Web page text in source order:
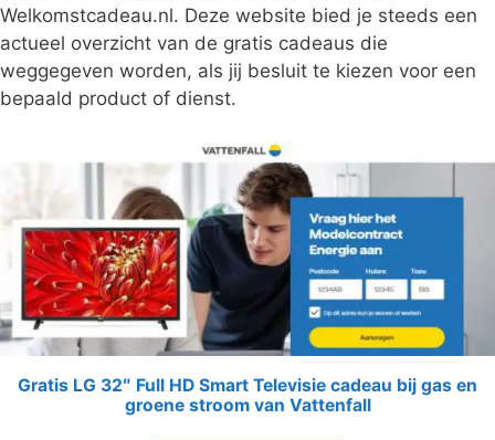
Welkomstcadeau.nl. Deze website bied je steeds een
actueel overzicht van de gratis cadeaus die
weggegeven worden, als jij besluit te kiezen voor een
bepaald product of dienst.
Gratis LG 32″ Full HD Smart Televisie cadeau bij gas en
groene stroom van Vattenfall